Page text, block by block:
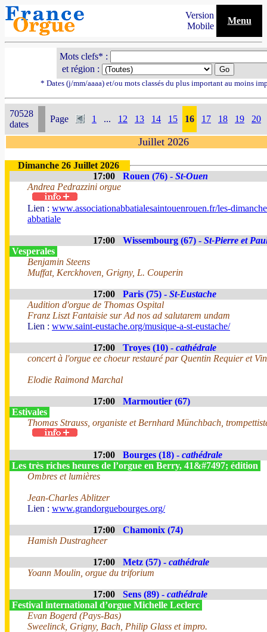
Version
Mobile
Menu
Mots clefs* :
et région :
* Dates (j/mm/aaaa) et/ou mots classés du plus important au moins
70528
dates
Page 1 ... 12 13 14 15 16 17 18 19 20
Juillet 2026
Dimanche 26 Juillet 2026
17:00
Rouen (76) - St-Ouen
Andrea Pedrazzini orgue
Lien : www.associationabbatialesaintouenrouen.fr/les-
abbatiale
17:00 Wissembourg (67) - St-Pierre et
Vesperales
Benjamin Steens
Muffat, Kerckhoven, Grigny, L. Couperin
17:00 Paris (75) - St-Eustache
Audition d'orgue de Thomas Ospital
Franz Liszt Fantaisie sur Ad nos ad salutarem undam
Lien : www.saint-eustache.org/musique-a-st-eustache/
17:00 Troyes (10) - cathédrale
concert à l'orgue ee choeur restauré par Quentin Requier et
Elodie Raimond Marchal
17:00
Marmoutier (67)
Estivales
Thomas Strauss, organiste et Bernhard Münchbach,
17:00 Bourges (18) - cathédrale
Les très riches heures de l’orgue en Berry, 41&#7497; édition
Ombres et lumières
Jean-Charles Ablitzer
Lien : www.grandorguebourges.org/
17:00
Chamonix (74)
Hamish Dustragheer
17:00 Metz (57) - cathédrale
Yoann Moulin, orgue du triforium
17:00 Sens (89) - cathédrale
Festival international d’orgue Michelle Leclerc
Evan Bogerd (Pays-Bas)
Sweelinck, Grigny, Bach, Philip Glass et impro.